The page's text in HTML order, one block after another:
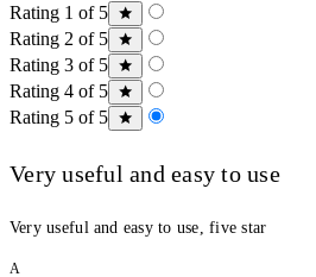
Rating 1 of 5
Rating 2 of 5
Rating 3 of 5
Rating 4 of 5
Rating 5 of 5
Very useful and easy to use
Very useful and easy to use, five star
A